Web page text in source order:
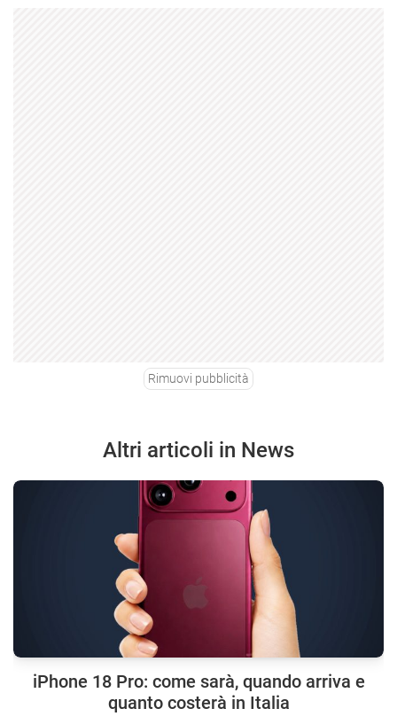
Rimuovi pubblicità
Altri articoli in News
iPhone 18 Pro: come sarà, quando arriva e
quanto costerà in Italia